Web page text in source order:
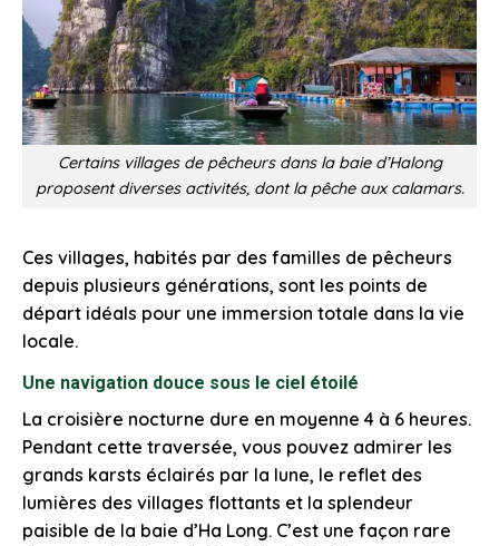
Certains villages de pêcheurs dans la baie d’Halong
proposent diverses activités, dont la pêche aux calamars.
Ces villages, habités par des familles de pêcheurs
depuis plusieurs générations, sont les points de
départ idéals pour une immersion totale dans la vie
locale.
Une navigation douce sous le ciel étoilé
La croisière nocturne dure en moyenne 4 à 6 heures.
Pendant cette traversée, vous pouvez admirer les
grands karsts éclairés par la lune, le reflet des
lumières des villages flottants et la splendeur
paisible de la baie d’Ha Long. C’est une façon rare